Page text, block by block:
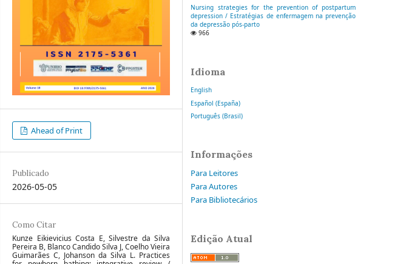
Ahead of Print
Publicado
2026-05-05
Como Citar
Kunze Eikievicius Costa E, Silvestre da Silva
Pereira B, Blanco Candido Silva J, Coelho Vieira
Guimarães C, Johanson da Silva L. Practices
Nursing strategies for the prevention of postpartum
depression / Estratégias de enfermagem na prevenção
da depressão pós-parto
966
Idioma
English
Español (España)
Português (Brasil)
Informações
Para Leitores
Para Autores
Para Bibliotecários
Edição Atual